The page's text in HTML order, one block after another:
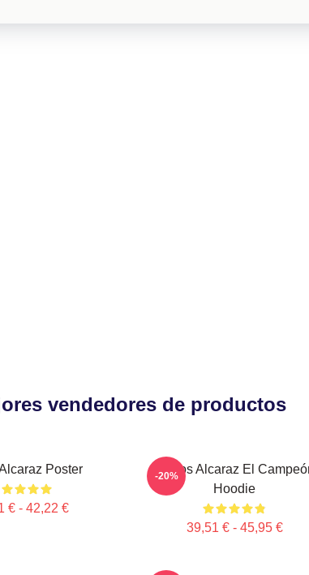
vendedores de productos
Poster
€ - 42,22 €
Carlos Alcaraz El
Hoodie
39,51 € - 45,95 €
-20%